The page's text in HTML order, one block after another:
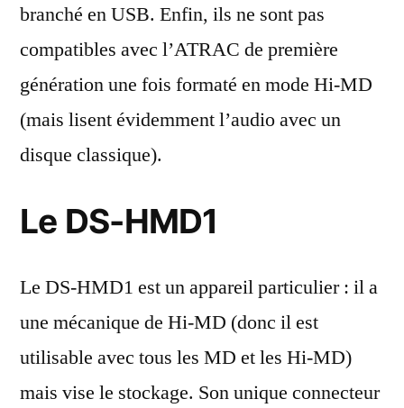
branché en USB. Enfin, ils ne sont pas
compatibles avec l’ATRAC de première
génération une fois formaté en mode Hi-MD
(mais lisent évidemment l’audio avec un
disque classique).
Le DS-HMD1
Le DS-HMD1 est un appareil particulier : il a
une mécanique de Hi-MD (donc il est
utilisable avec tous les MD et les Hi-MD)
mais vise le stockage. Son unique connecteur